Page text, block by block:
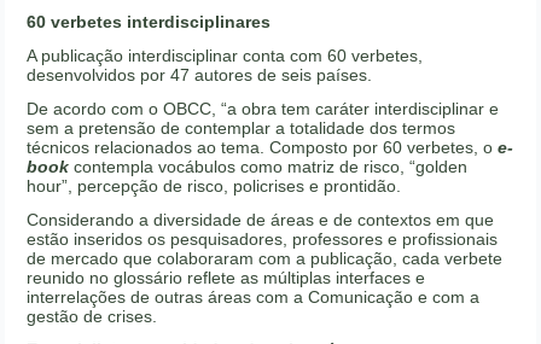
60 verbetes interdisciplinares
A publicação interdisciplinar conta com 60 verbetes,
desenvolvidos por 47 autores de seis países.
De acordo com o OBCC, “a obra tem caráter interdisciplinar e
sem a pretensão de contemplar a totalidade dos termos
técnicos relacionados ao tema. Composto por 60 verbetes, oe-
book contempla vocábulos como matriz de risco, “golden
hour”, percepção de risco, policrises e prontidão.
Considerando a diversidade de áreas e de contextos em que
estão inseridos os pesquisadores, professores e profissionais
de mercado que colaboraram com a publicação, cada verbete
reunido no glossário reflete as múltiplas interfaces e
interrelações de outras áreas com a Comunicação e com a
gestão de crises.